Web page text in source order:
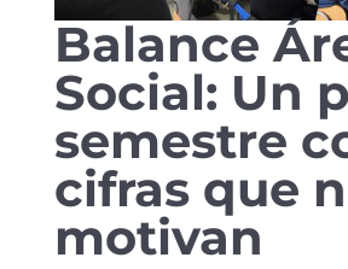
Balance
Social: Un
semestre
cifras que
motivan